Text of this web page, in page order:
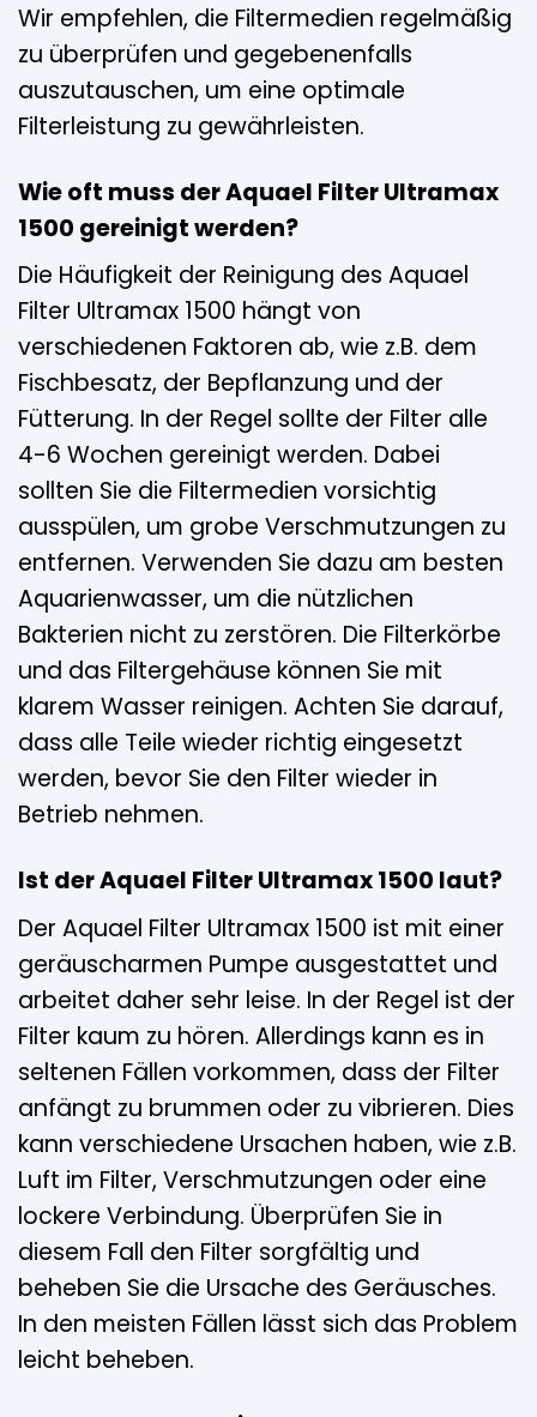
Wir empfehlen, die Filtermedien regelmäßig
zu überprüfen und gegebenenfalls
auszutauschen, um eine optimale
Filterleistung zu gewährleisten.
Wie oft muss der Aquael Filter Ultramax
1500 gereinigt werden?
Die Häufigkeit der Reinigung des Aquael
Filter Ultramax 1500 hängt von
verschiedenen Faktoren ab, wie z.B. dem
Fischbesatz, der Bepflanzung und der
Fütterung. In der Regel sollte der Filter alle
4-6 Wochen gereinigt werden. Dabei
sollten Sie die Filtermedien vorsichtig
ausspülen, um grobe Verschmutzungen zu
entfernen. Verwenden Sie dazu am besten
Aquarienwasser, um die nützlichen
Bakterien nicht zu zerstören. Die Filterkörbe
und das Filtergehäuse können Sie mit
klarem Wasser reinigen. Achten Sie darauf,
dass alle Teile wieder richtig eingesetzt
werden, bevor Sie den Filter wieder in
Betrieb nehmen.
Ist der Aquael Filter Ultramax 1500 laut?
Der Aquael Filter Ultramax 1500 ist mit einer
geräuscharmen Pumpe ausgestattet und
arbeitet daher sehr leise. In der Regel ist der
Filter kaum zu hören. Allerdings kann es in
seltenen Fällen vorkommen, dass der Filter
anfängt zu brummen oder zu vibrieren. Dies
kann verschiedene Ursachen haben, wie z.B.
Luft im Filter, Verschmutzungen oder eine
lockere Verbindung. Überprüfen Sie in
diesem Fall den Filter sorgfältig und
beheben Sie die Ursache des Geräusches.
In den meisten Fällen lässt sich das Problem
leicht beheben.